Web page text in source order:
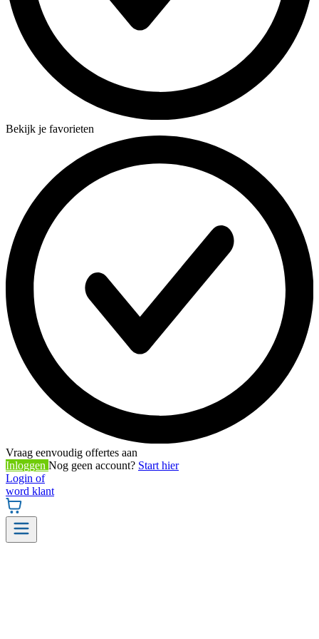
Bekijk je favorieten
Vraag eenvoudig offertes aan
Inloggen Nog geen account? Start hier
Login of
word klant